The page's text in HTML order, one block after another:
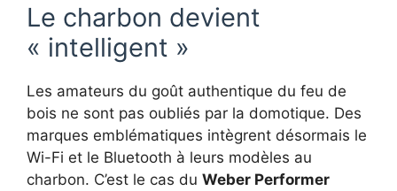
Le charbon devient
« intelligent »
Les amateurs du goût authentique du feu de
bois ne sont pas oubliés par la domotique. Des
marques emblématiques intègrent désormais le
Wi-Fi et le Bluetooth à leurs modèles au
charbon. C’est le cas du Weber Performer